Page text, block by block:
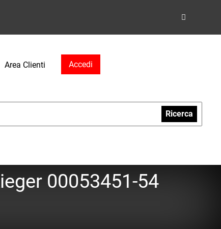
Area Clienti Accedi
Ricerca
00053451-54